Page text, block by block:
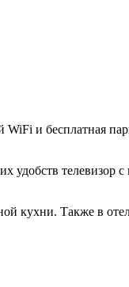
и бесплатная
удобств телевизор с
кухни. Также в